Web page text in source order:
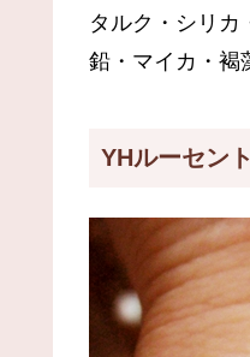
タルク・シリカ
鉛・マイカ・褐
YHルーセン